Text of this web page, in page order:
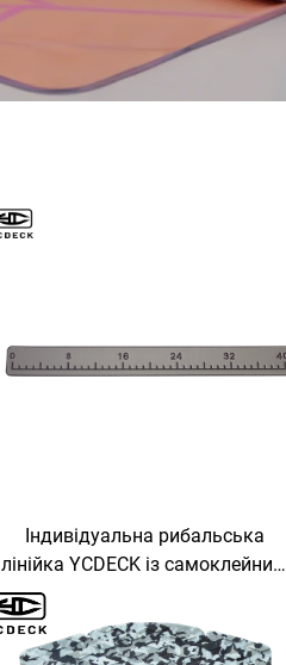
Індивідуальна рибальська
лінійка YCDECK із самоклейним
покриттям для палуби